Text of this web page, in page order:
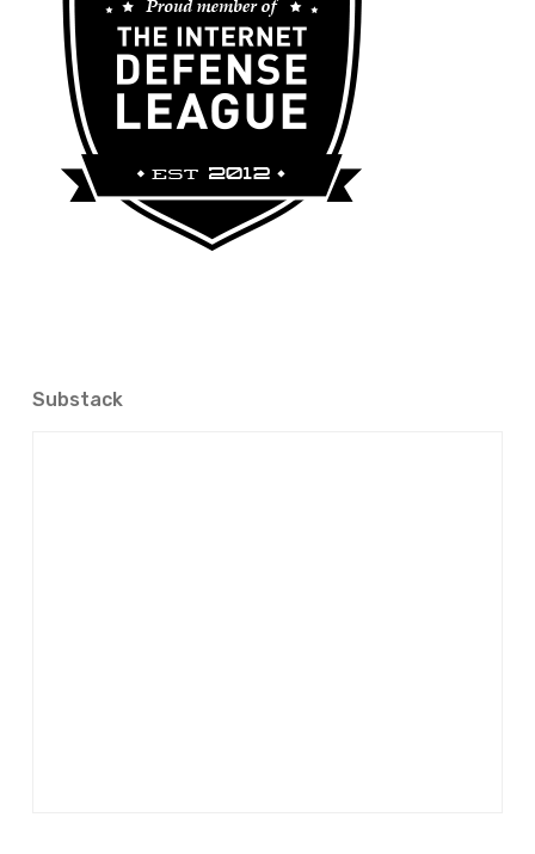
Substack